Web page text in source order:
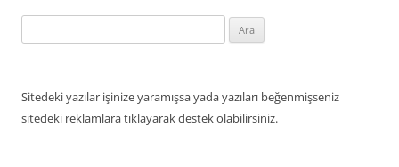
Sitedeki yazılar işinize yaramışsa yada yazıları beğenmişseniz
sitedeki reklamlara tıklayarak destek olabilirsiniz.